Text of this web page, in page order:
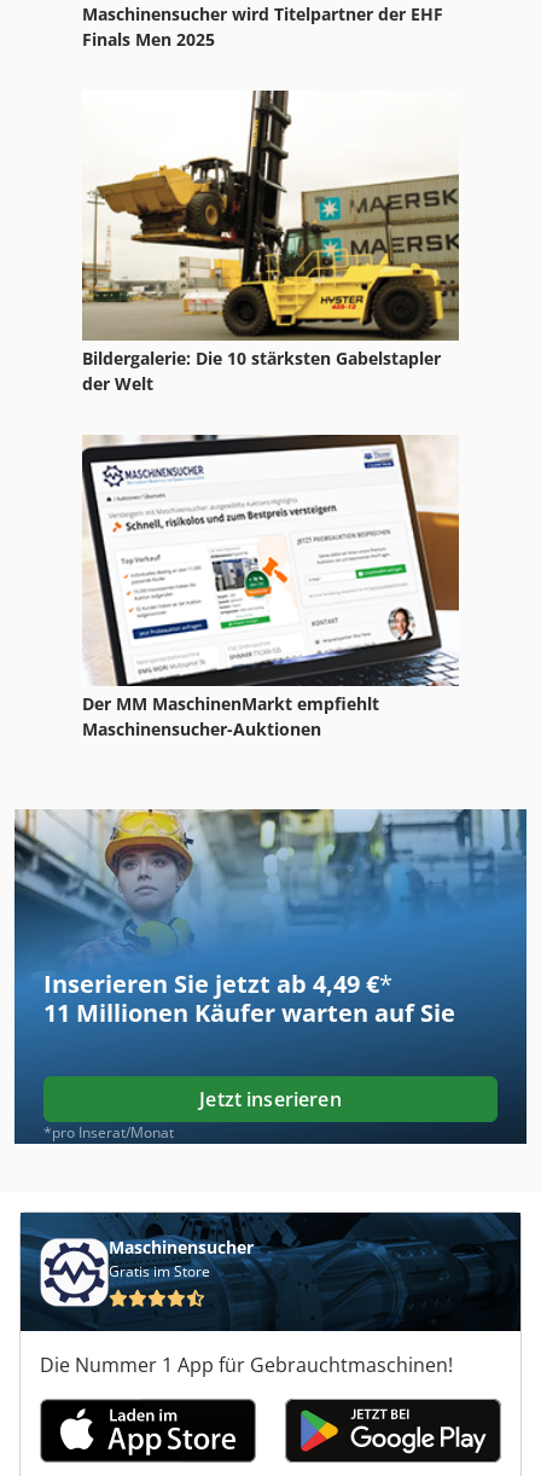
Maschinensucher wird Titelpartner der EHF
Finals Men 2025
Bildergalerie: Die 10 stärksten Gabelstapler
der Welt
Der MM MaschinenMarkt empfiehlt
Maschinensucher-Auktionen
Inserieren Sie jetzt ab 4,49 €*
11 Millionen Käufer warten auf Sie
Jetzt inserieren
*pro Inserat/Monat
Maschinensucher
Gratis im Store
Die Nummer 1 App für Gebrauchtmaschinen!